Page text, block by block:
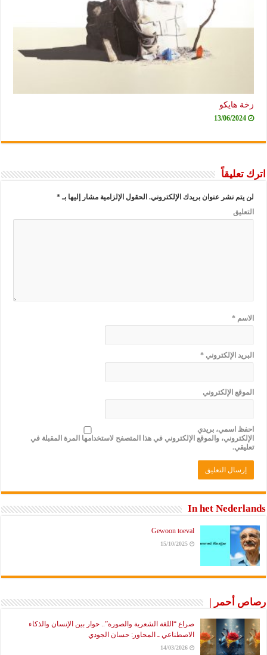
هايكو
13/06/2024
نشر عنوان بريدك الإلكتروني.الحقول الإلزامية مشار إليها بـ *
*
الإلكتروني*
الإلكتروني
اسمي، بريدي
والموقع الإلكتروني في هذا المتصفح لاستخدامها المرة المقبلة في
In het
Gewoon toeval
15/10/2025
أحمر |
صراع “اللغة الشعرية والصورة”.. حوار بين الإنسان والذكاء
الاصطناعي ـ المحاور: حسان الجودي
14/03/2026